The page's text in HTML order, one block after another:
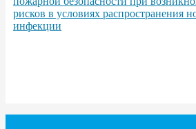
рисков в условиях распространения
инфекции